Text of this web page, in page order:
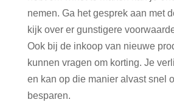
nemen. Ga het gesprek aan met
kijk over er gunstigere
Ook bij de inkoop van nieuwe
kunnen vragen om korting. Je
en kan op die manier alvast snel
besparen.